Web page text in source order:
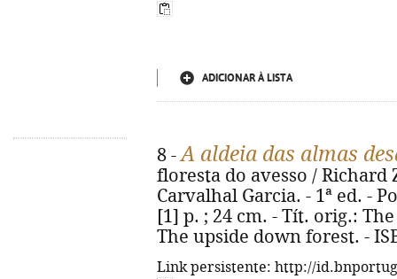
ADICIONAR À LISTA
8 -A aldeia das almas
floresta do avesso /
Carvalhal Garcia. - 1ª ed. -
[1] p. ; 24 cm. - Tít. orig.:
The upside down forest. -
Link persistente: http://